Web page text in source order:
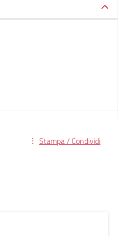
Stampa / Condividi